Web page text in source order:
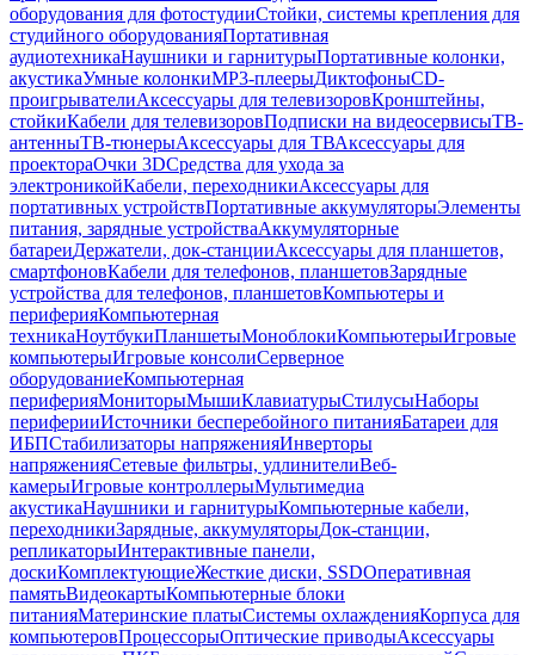
оборудования для фотостудииСтойки, системы крепления для
студийного оборудованияПортативная
аудиотехникаНаушники и гарнитурыПортативные колонки,
акустикаУмные колонкиMP3-плеерыДиктофоныCD-
проигрывателиАксессуары для телевизоровКронштейны,
стойкиКабели для телевизоровПодписки на видеосервисыТВ-
антенныТВ-тюнерыАксессуары для ТВАксессуары для
проектораОчки 3DСредства для ухода за
электроникойКабели, переходникиАксессуары для
портативных устройствПортативные аккумуляторыЭлементы
питания, зарядные устройстваАккумуляторные
батареиДержатели, док-станцииАксессуары для планшетов,
смартфоновКабели для телефонов, планшетовЗарядные
устройства для телефонов, планшетовКомпьютеры и
периферияКомпьютерная
техникаНоутбукиПланшетыМоноблокиКомпьютерыИгровые
компьютерыИгровые консолиСерверное
оборудованиеКомпьютерная
периферияМониторыМышиКлавиатурыСтилусыНаборы
периферииИсточники бесперебойного питанияБатареи для
ИБПСтабилизаторы напряженияИнверторы
напряженияСетевые фильтры, удлинителиВеб-
камерыИгровые контроллерыМультимедиа
акустикаНаушники и гарнитурыКомпьютерные кабели,
переходникиЗарядные, аккумуляторыДок-станции,
репликаторыИнтерактивные панели,
доскиКомплектующиеЖесткие диски, SSDОперативная
памятьВидеокартыКомпьютерные блоки
питанияМатеринские платыСистемы охлажденияКорпуса для
компьютеровПроцессорыОптические приводыАксессуары